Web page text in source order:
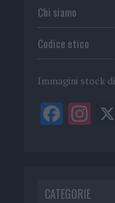
Chi siamo
Codice etico
Immagini stock di
CATEGORIE